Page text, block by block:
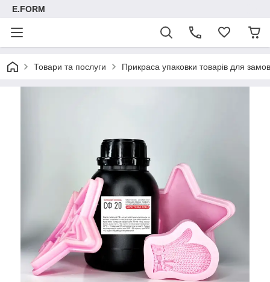
E.FORM
Товари та послуги Прикраса упаковки товарів для